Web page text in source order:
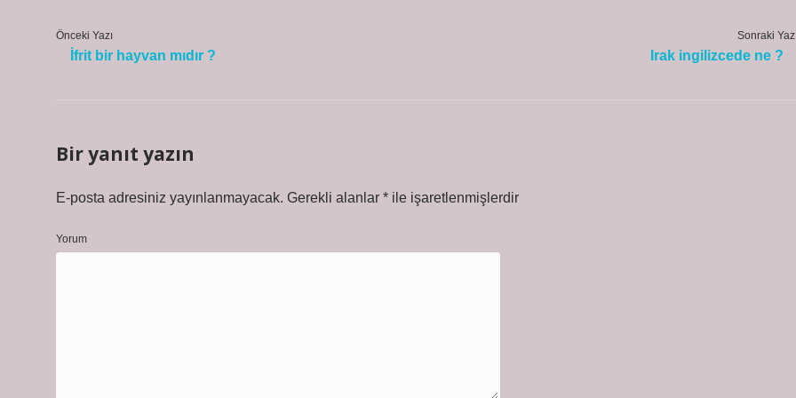
Önceki Yazı
İfrit bir hayvan mıdır ?
Sonraki
Irak ingilizcede ne ?
Bir yanıt yazın
E-posta adresiniz yayınlanmayacak. Gerekli alanlar * ile işaretlenmişlerdir
Yorum